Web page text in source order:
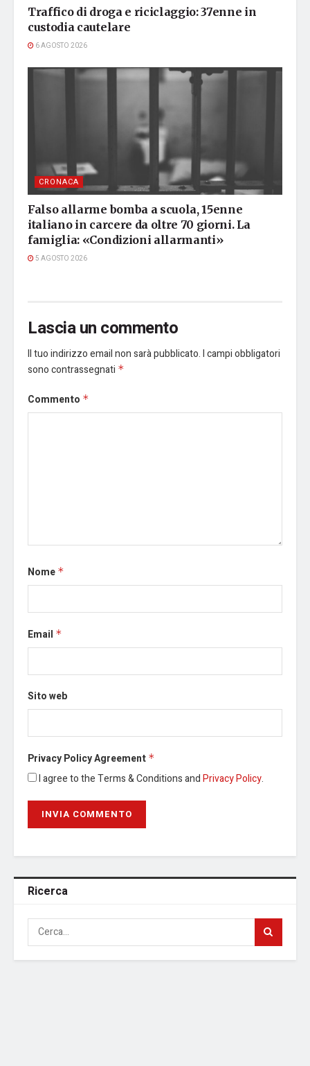
Traffico di droga e riciclaggio: 37enne in
custodia cautelare
6 AGOSTO 2026
CRONACA
Falso allarme bomba a scuola, 15enne
italiano in carcere da oltre 70 giorni. La
famiglia: «Condizioni allarmanti»
5 AGOSTO 2026
Lascia un commento
Il tuo indirizzo email non sarà pubblicato.I campi obbligatori
sono contrassegnati *
Commento *
Nome *
Email *
Sito web
Privacy Policy Agreement *
I agree to the Terms & Conditions andPrivacy Policy.
Ricerca